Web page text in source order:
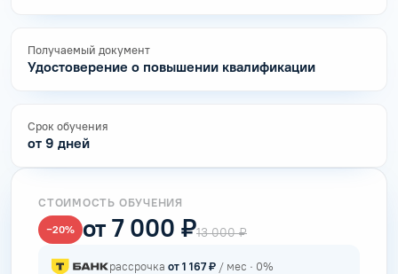
Получаемый документ
Удостоверение о повышении квалификации
Срок обучения
от 9 дней
СТОИМОСТЬ ОБУЧЕНИЯ
−20% от 7 000 ₽13 000 ₽
рассрочка от 1 167 ₽ / мес · 0%